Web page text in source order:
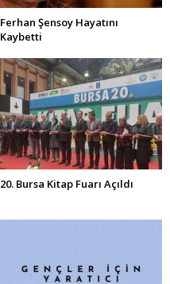
Ferhan Şensoy Hayatını
Kaybetti
20. Bursa Kitap Fuarı Açıldı